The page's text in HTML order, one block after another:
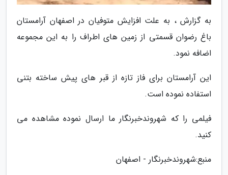
به گزارش ، به علت افزایش متوفیان در اصفهان آرامستان
باغ رضوان قسمتی از زمین های اطراف را به این مجموعه
اضافه نمود.
این آرامستان برای فاز تازه از قبر های پیش ساخته بتنی
استفاده نموده است.
فیلمی را که شهروندخبرنگار ما ارسال نموده مشاهده می
کنید.
منبع:شهروندخبرنگار - اصفهان